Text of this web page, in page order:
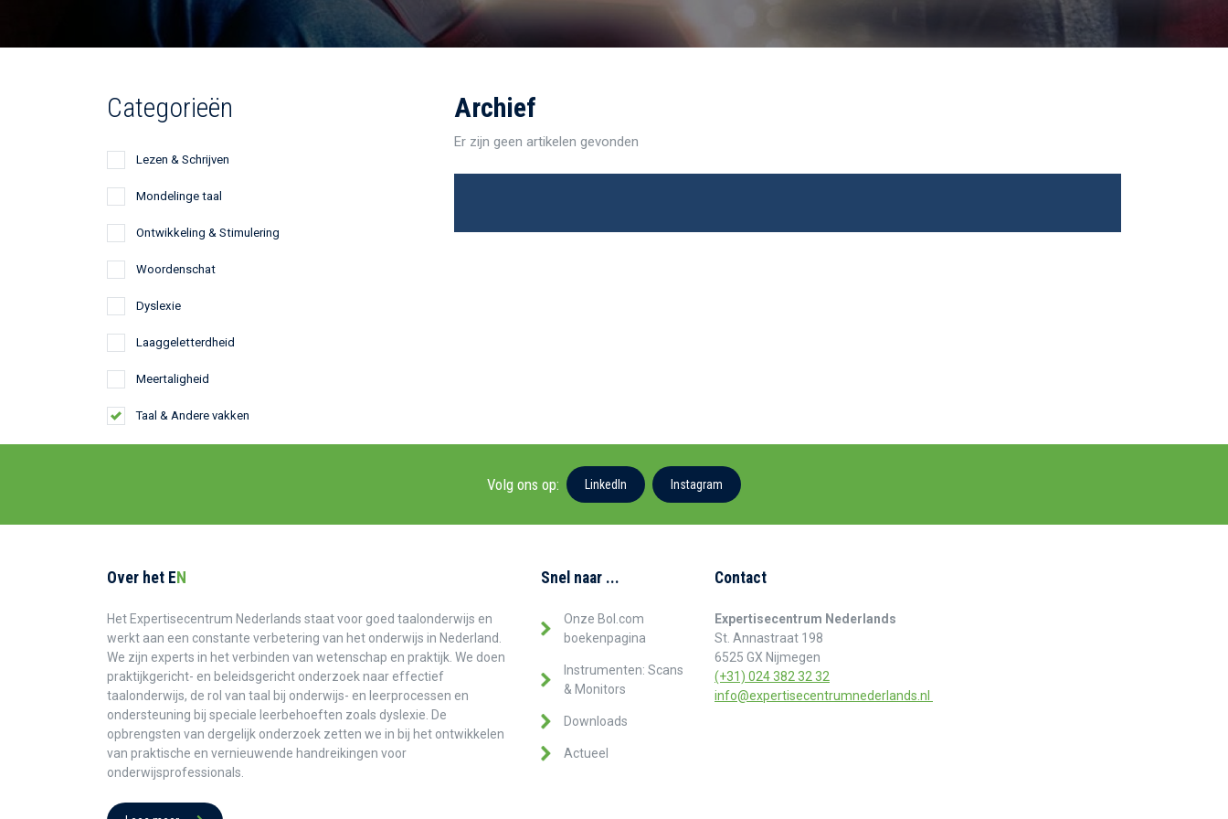
Archief
Er zijn geen artikelen gevonden
Categorieën
Lezen & Schrijven
Mondelinge taal
Ontwikkeling & Stimulering
Woordenschat
Dyslexie
Laaggeletterdheid
Meertaligheid
Taal & Andere vakken
Volg ons op: LinkedIn Instagram
Over het E N
Het Expertisecentrum Nederlands staat voor goed taalonderwijs en
werkt aan een constante verbetering van het onderwijs in Nederland.
We zijn experts in het verbinden van wetenschap en praktijk. We doen
praktijkgericht- en beleidsgericht onderzoek naar effectief
taalonderwijs, de rol van taal bij onderwijs- en leerprocessen en
ondersteuning bij speciale leerbehoeften zoals dyslexie. De
opbrengsten van dergelijk onderzoek zetten we in bij het ontwikkelen
van praktische en vernieuwende handreikingen voor
onderwijsprofessionals.
Snel naar ...
Onze Bol.com
boekenpagina
Instrumenten: Scans
& Monitors
Downloads
Actueel
Contact
Expertisecentrum Nederlands
St. Annastraat 198
6525 GX Nijmegen
(+31) 024 382 32 32
info@expertisecentrumnederlands.nl